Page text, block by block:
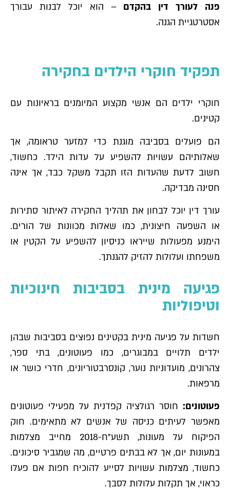
פנה לעורך דין בהקדם – הוא יוכל לבנות עבורך
אסטרטגיית הגנה.
תפקיד חוקרי הילדים בחקירה
חוקרי ילדים הם אנשי מקצוע המיומנים בראיונות עם
קטינים.
הם פועלים בסביבה מוגנת כדי למזער טראומה, אך
שאלותיהם עשויות להשפיע על עדות הילד. כחשוד,
חשוב לדעת שהעדות הזו תקבל משקל כבד, אך אינה
חסינה מבדיקה.
עורך דין יוכל לבחון את תהליך החקירה לאיתור סתירות
או השפעה חיצונית, כמו שאלות מכוונות של הורים.
הימנע מפעולות שייראו כניסיון להשפיע על הקטין או
משפחתו ועלולות להזיק להגנתך.
פגיעה מינית בסביבות חינוכיות
וטיפוליות
חשדות על פגיעה מינית בקטינים נפוצים בסביבות שבהן
ילדים תלויים במבוגרים, כמו פעוטונים, בתי ספר,
צהרונים, מועדוניות נוער, קונסרבטוריונים, חדרי כושר או
מרפאות.
פעוטונים: חוסר רגולציה קפדנית על מפעילי פעוטונים
מאפשר לעיתים כניסה של אנשים לא מתאימים. חוק
הפיקוח על מעונות, תשע"ח-2018 מחייב מצלמות
במעונות יום, אך לא בבתים פרטיים, מה שמגביר סיכונים.
כחשוד, מצלמות עשויות לסייע להוכיח חפות אם פעלו
כראוי, אך תקלות עלולות לסבך.